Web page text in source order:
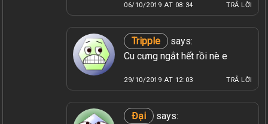
06/10/2019 AT 08:34 TRẢ LỜI
Tripple
says:
Cu cưng ngắt hết rồi nè e
29/10/2019 AT 12:03 TRẢ LỜI
Đại
says: